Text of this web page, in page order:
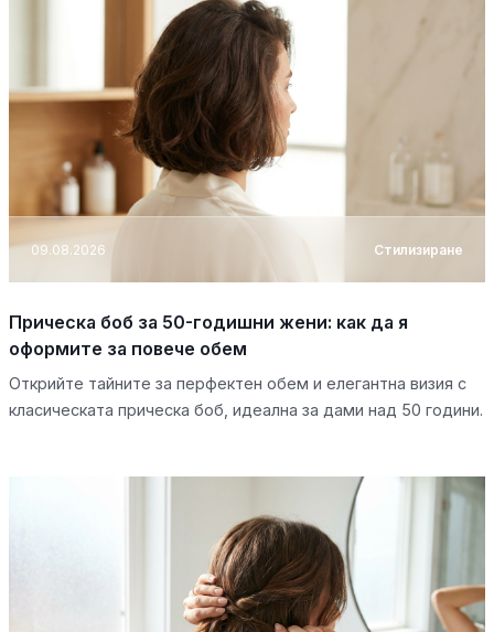
09.08.2026 Стилизиране
Прическа боб за 50-годишни жени: как да я
оформите за повече обем
Открийте тайните за перфектен обем и елегантна визия с
класическата прическа боб, идеална за дами над 50 години.